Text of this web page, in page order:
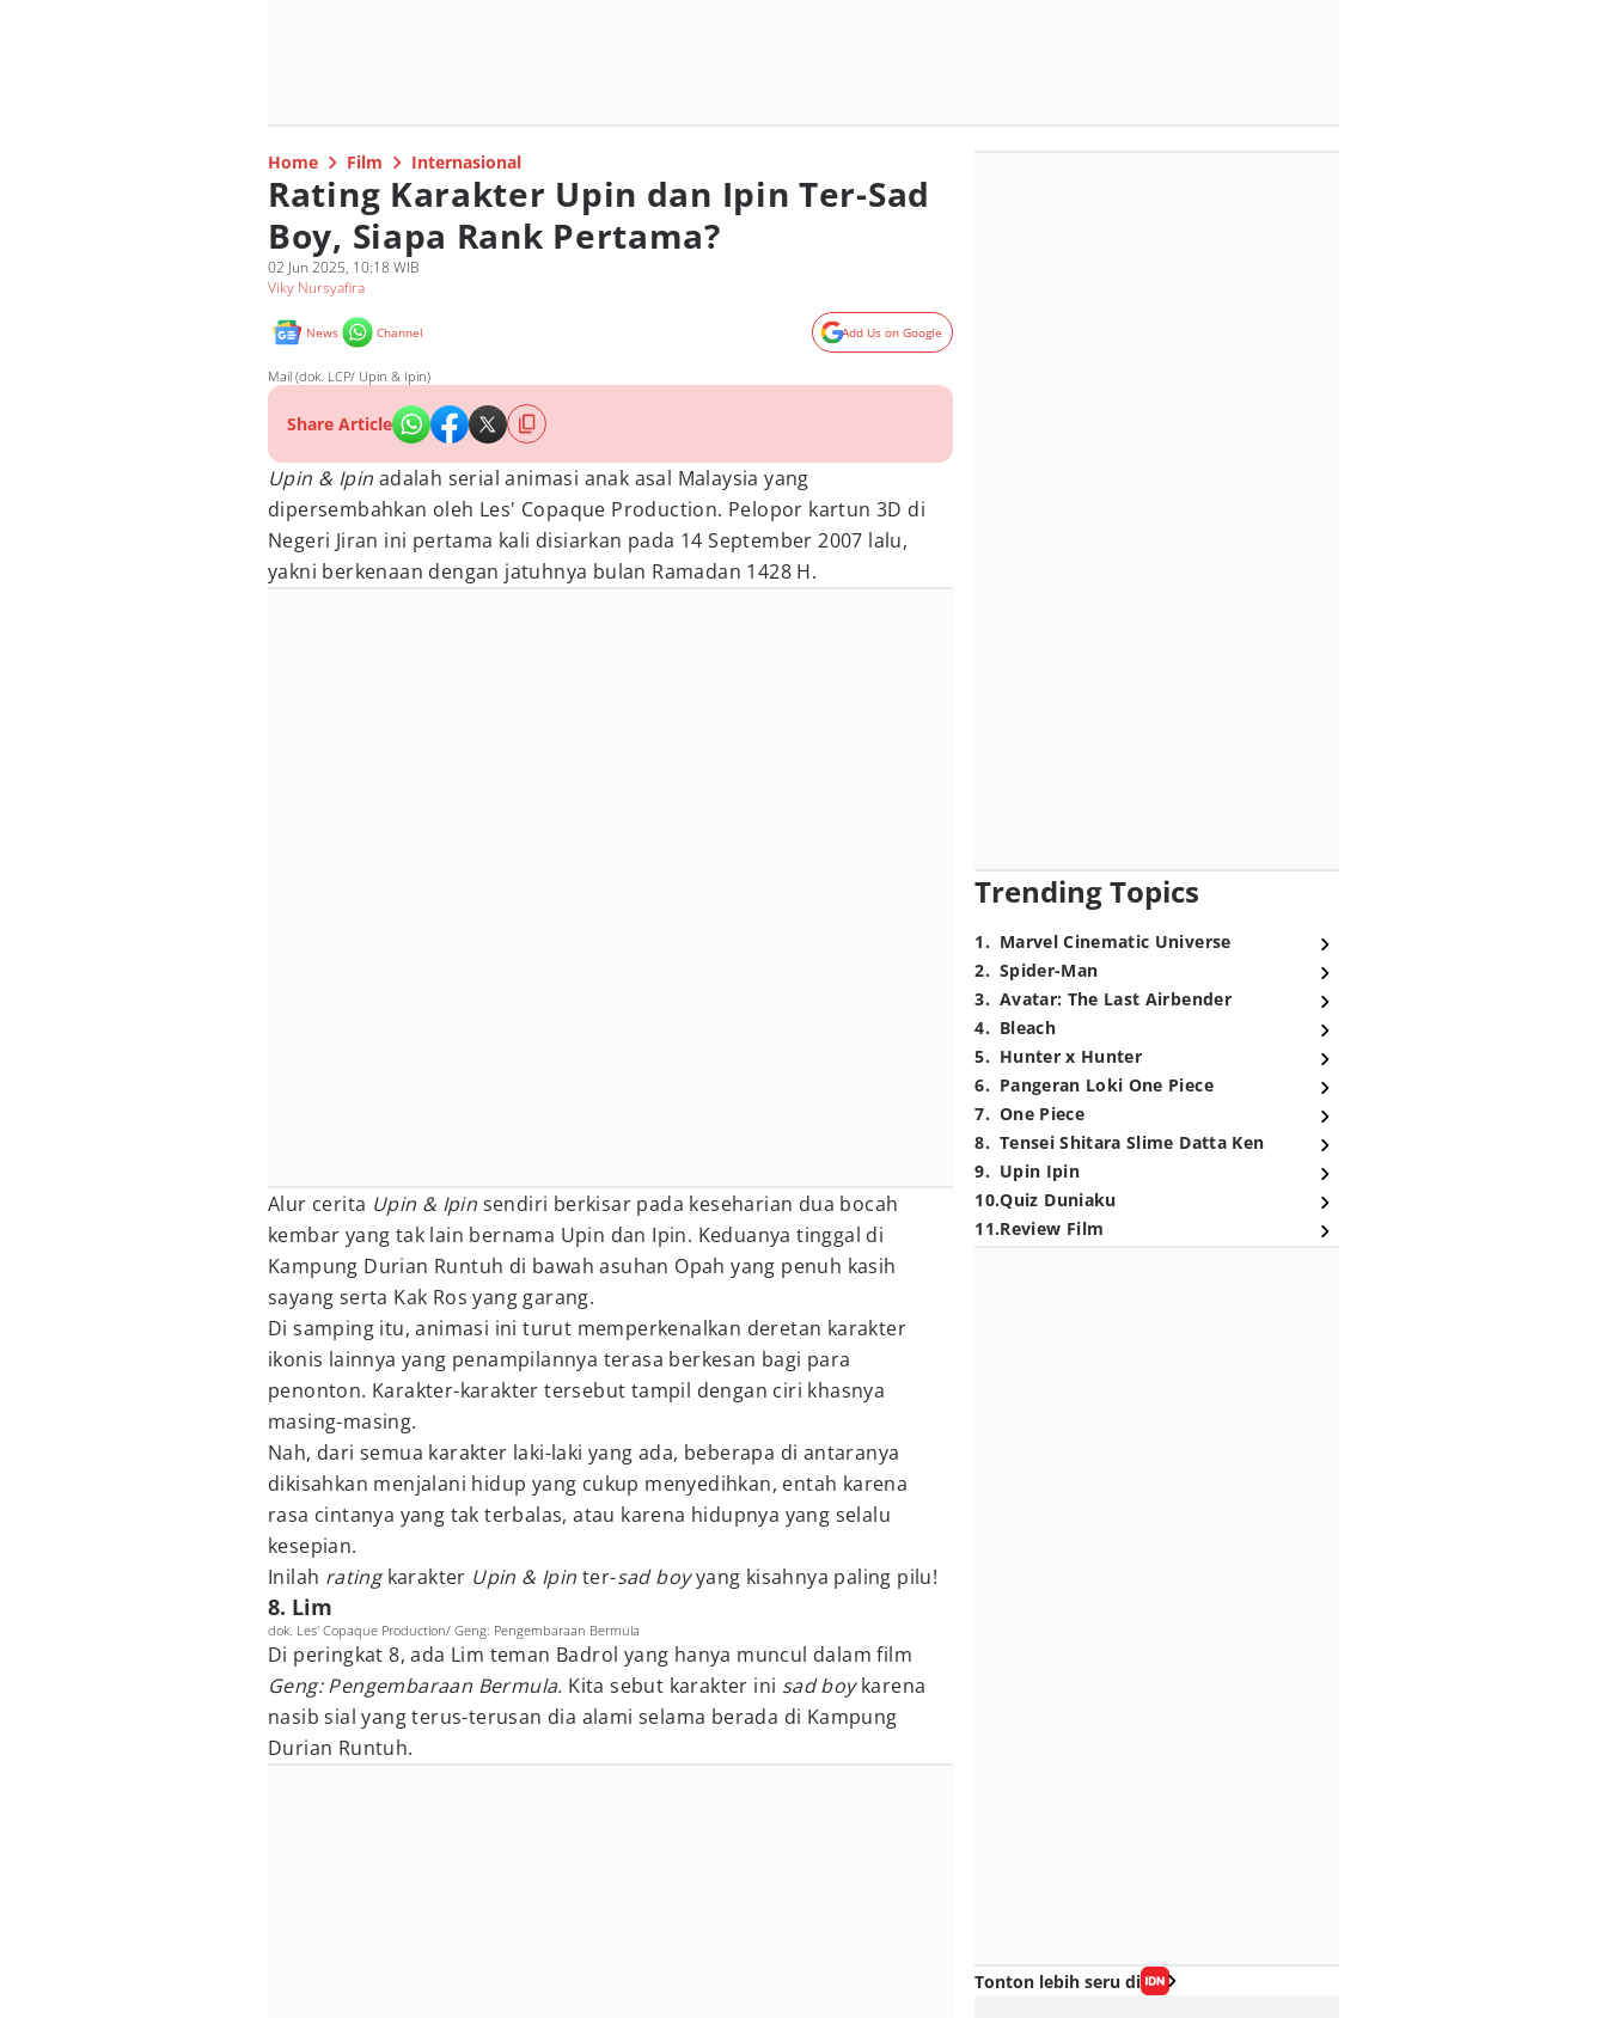
Home Film Internasional
Rating Karakter Upin dan Ipin Ter-Sad
Boy, Siapa Rank Pertama?
02 Jun 2025, 10:18 WIB
Viky Nursyafira
News Channel Add Us on Google
Mail (dok. LCP/ Upin & Ipin)
Share Article
Upin & Ipin adalah serial animasi anak asal Malaysia yang
dipersembahkan oleh Les' Copaque Production. Pelopor kartun 3D di
Negeri Jiran ini pertama kali disiarkan pada 14 September 2007 lalu,
yakni berkenaan dengan jatuhnya bulan Ramadan 1428 H.
Alur cerita Upin & Ipin sendiri berkisar pada keseharian dua bocah
kembar yang tak lain bernama Upin dan Ipin. Keduanya tinggal di
Kampung Durian Runtuh di bawah asuhan Opah yang penuh kasih
sayang serta Kak Ros yang garang.
Di samping itu, animasi ini turut memperkenalkan deretan karakter
ikonis lainnya yang penampilannya terasa berkesan bagi para
penonton. Karakter-karakter tersebut tampil dengan ciri khasnya
masing-masing.
Nah, dari semua karakter laki-laki yang ada, beberapa di antaranya
dikisahkan menjalani hidup yang cukup menyedihkan, entah karena
rasa cintanya yang tak terbalas, atau karena hidupnya yang selalu
kesepian.
Inilah ratingkarakter Upin & Ipinter-sad boyyang kisahnya paling pilu!
8. Lim
dok. Les' Copaque Production/ Geng: Pengembaraan Bermula
Di peringkat 8, ada Lim teman Badrol yang hanya muncul dalam film
Geng: Pengembaraan Bermula. Kita sebut karakter ini sad boykarena
nasib sial yang terus-terusan dia alami selama berada di Kampung
Durian Runtuh.
Trending Topics
1. Marvel Cinematic Universe
2. Spider-Man
3. Avatar: The Last Airbender
4. Bleach
5. Hunter x Hunter
6. Pangeran Loki One Piece
7. One Piece
8. Tensei Shitara Slime Datta Ken
9. Upin Ipin
10.Quiz Duniaku
11.Review Film
Tonton lebih seru di